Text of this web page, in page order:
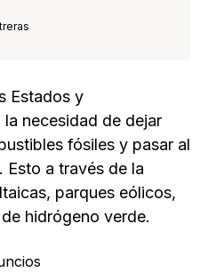
Estados y
necesidad de dejar
fósiles y pasar al
Esto a través de la
parques eólicos,
hidrógeno verde.